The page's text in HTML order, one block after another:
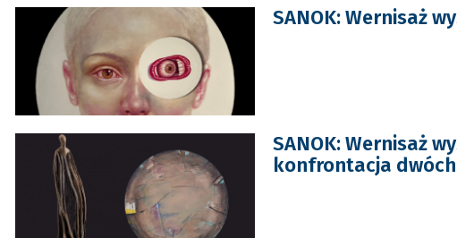
SANOK: Wernisaż
SANOK: Wernisaż
konfrontacja